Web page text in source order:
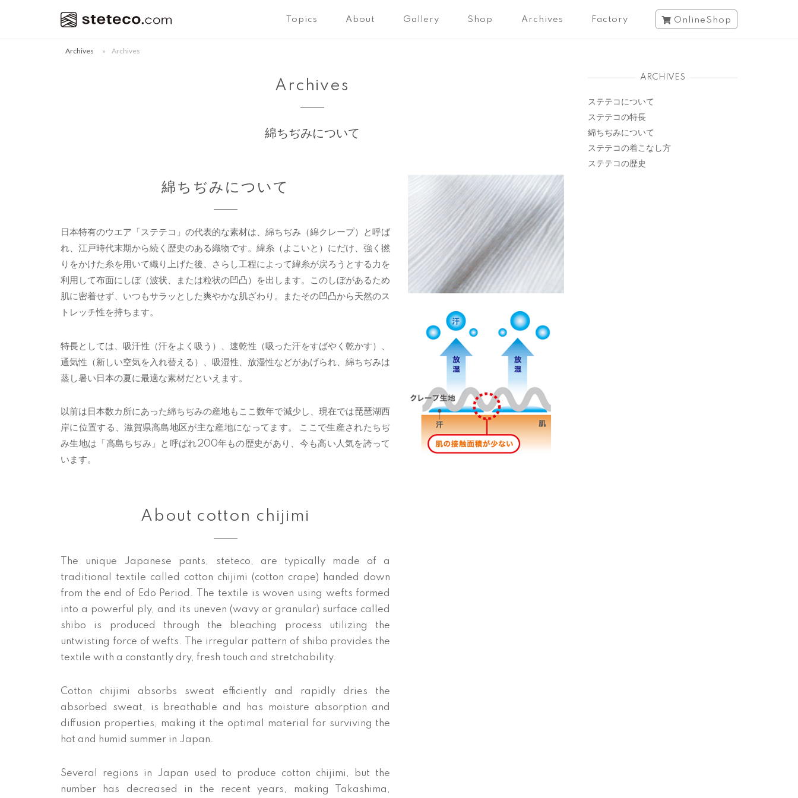
ホ
ー
Topics About Gallery Shop Archives Factory OnlineShop
Archives » Archives
Archives
綿ちぢみについて
綿ちぢみについて
日本特有のウエア「ステテコ」の代表的な素材は、綿ちぢみ（綿クレープ）と呼ば
れ、江戸時代末期から続く歴史のある織物です。緯糸（よこいと）にだけ、強く撚
りをかけた糸を用いて織り上げた後、さらし工程によって緯糸が戻ろうとする力を
利用して布面にしぼ（波状、または粒状の凹凸）を出します。このしぼがあるため
肌に密着せず、いつもサラッとした爽やかな肌ざわり。またその凹凸から天然のス
トレッチ性を持ちます。
特長としては、吸汗性（汗をよく吸う）、速乾性（吸った汗をすばやく乾かす）、
通気性（新しい空気を入れ替える）、吸湿性、放湿性などがあげられ、綿ちぢみは
蒸し暑い日本の夏に最適な素材だといえます。
以前は日本数カ所にあった綿ちぢみの産地もここ数年で減少し、現在では琵琶湖西
岸に位置する、滋賀県高島地区が主な産地になってます。 ここで生産されたちぢ
み生地は「高島ちぢみ」と呼ばれ200年もの歴史があり、今も高い人気を誇って
います。
About cotton chijimi
The unique Japanese pants, steteco, are typically made of a
traditional textile called cotton chijimi (cotton crape) handed down
from the end of Edo Period. The textile is woven using wefts formed
into a powerful ply, and its uneven (wavy or granular) surface called
shibo is produced through the bleaching process utilizing the
untwisting force of wefts. The irregular pattern of shibo provides the
textile with a constantly dry, fresh touch and stretchability.
Cotton chijimi absorbs sweat efficiently and rapidly dries the
absorbed sweat, is breathable and has moisture absorption and
diffusion properties, making it the optimal material for surviving the
hot and humid summer in Japan.
Several regions in Japan used to produce cotton chijimi, but the
number has decreased in the recent years, making Takashima,
ARCHIVES
ステテコについて
ステテコの特長
綿ちぢみについて
ステテコの着こなし方
ステテコの歴史